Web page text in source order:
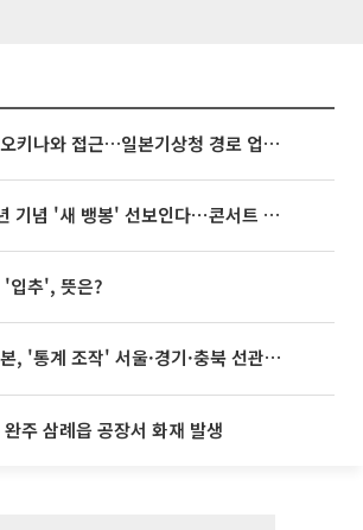
태풍 '돌핀' 오키나와 접근…일본기상청 경로 업데이트
빅뱅, 20주년 기념 '새 뱅봉' 선보인다⋯콘서트 앞두고 팝업 개최
'입추', 뜻은?
'통계 조작' 서울·경기·충북 선관위 등 추가 압수수색
주 삼례읍 공장서 화재 발생